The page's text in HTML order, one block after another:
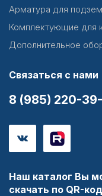
Арматура для
Комплектующие для
Дополнительное
Связаться с нами
8 (985) 220-
Наш каталог Вы
скачать по QR-